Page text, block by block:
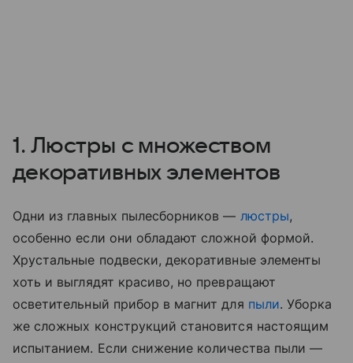
1. Люстры с множеством
декоративных элементов
Одни из главных пылесборников — люстры,
особенно если они обладают сложной формой.
Хрустальные подвески, декоративные элементы
хоть и выглядят красиво, но превращают
осветительный прибор в магнит для пыли. Уборка
же сложных конструкций становится настоящим
испытанием. Если снижение количества пыли —